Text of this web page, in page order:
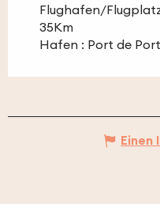
Flughafen/
35Km
Hafen : Port de
Einen